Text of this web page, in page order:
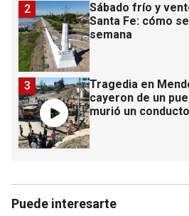
Sábado frío y
Santa Fe: cómo
semana
2
Tragedia en
cayeron de un
murió un
3
Puede interesarte